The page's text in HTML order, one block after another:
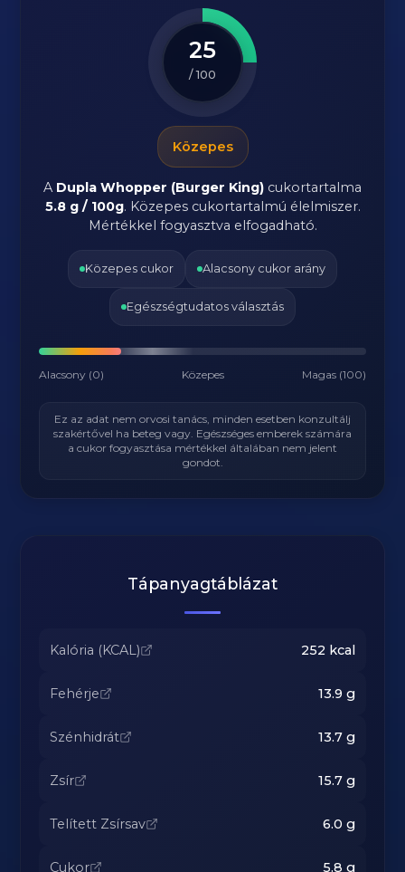
25
/ 100
Közepes
A Dupla Whopper (Burger King) cukortartalma
5.8 g / 100g. Közepes cukortartalmú élelmiszer.
Mértékkel fogyasztva elfogadható.
Közepes cukor Alacsony cukor arány
Egészségtudatos választás
Alacsony (0) Közepes Magas (100)
Ez az adat nem orvosi tanács, minden esetben konzultálj
szakértővel ha beteg vagy. Egészséges emberek számára
a cukor fogyasztása mértékkel általában nem jelent
gondot.
Tápanyagtáblázat
Kalória (KCAL) 252 kcal
Fehérje 13.9 g
Szénhidrát 13.7g
Zsír 15.7g
Telített Zsírsav 6.0 g
Cukor 5.8 g